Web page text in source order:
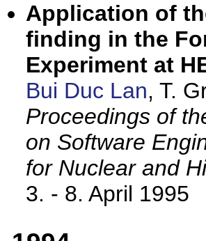
Application of
finding in the
Experiment at
Bui Duc Lan, T.
Proceedings of
on Software
for Nuclear and
3. - 8. April 1995